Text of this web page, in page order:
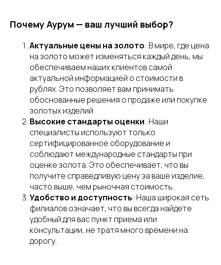
Почему Аурум — ваш лучший выбор?
Актуальные цены на золото: В мире, где цена
на золото может изменяться каждый день, мы
обеспечиваем наших клиентов самой
актуальной информацией о стоимости в
рублях. Это позволяет вам принимать
обоснованные решения о продаже или покупке
золотых изделий.
Высокие стандарты оценки: Наши
специалисты используют только
сертифицированное оборудование и
соблюдают международные стандарты при
оценке золота. Это обеспечивает, что вы
получите справедливую цену за ваше изделие,
часто выше, чем рыночная стоимость.
Удобство и доступность: Наша широкая сеть
филиалов означает, что вы всегда найдете
удобный для вас пункт приема или
консультации, не тратя много времени на
дорогу.